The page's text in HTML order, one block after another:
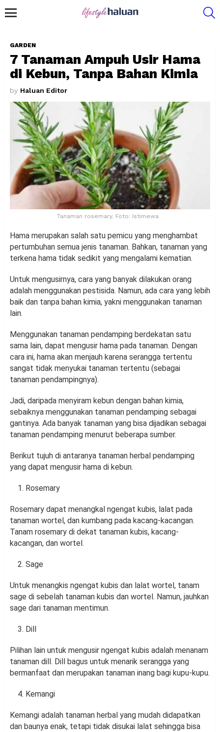
GARDEN
7 Tanaman Ampuh Usir Hama
di Kebun, Tanpa Bahan Kimia
by Haluan Editor
Tanaman rosemary. Foto: Istimewa
Hama merupakan salah satu pemicu yang menghambat
pertumbuhan semua jenis tanaman. Bahkan, tanaman yang
terkena hama tidak sedikit yang mengalami kematian.
Untuk mengusirnya, cara yang banyak dilakukan orang
adalah menggunakan pestisida. Namun, ada cara yang lebih
baik dan tanpa bahan kimia, yakni menggunakan tanaman
lain.
Menggunakan tanaman pendamping berdekatan satu
sama lain, dapat mengusir hama pada tanaman. Dengan
cara ini, hama akan menjauh karena serangga tertentu
sangat tidak menyukai tanaman tertentu (sebagai
tanaman pendampingnya).
Jadi, daripada menyiram kebun dengan bahan kimia,
sebaiknya menggunakan tanaman pendamping sebagai
gantinya. Ada banyak tanaman yang bisa dijadikan sebagai
tanaman pendamping menurut beberapa sumber.
Berikut tujuh di antaranya tanaman herbal pendamping
yang dapat mengusir hama di kebun.
Rosemary
Rosemary dapat menangkal ngengat kubis, lalat pada
tanaman wortel, dan kumbang pada kacang-kacangan.
Tanam rosemary di dekat tanaman kubis, kacang-
kacangan, dan wortel.
Sage
Untuk menangkis ngengat kubis dan lalat wortel, tanam
sage di sebelah tanaman kubis dan wortel. Namun, jauhkan
sage dari tanaman mentimun.
Dill
Pilihan lain untuk mengusir ngengat kubis adalah menanam
tanaman dill. Dill bagus untuk menarik serangga yang
bermanfaat dan merupakan tanaman inang bagi kupu-kupu.
Kemangi
Kemangi adalah tanaman herbal yang mudah didapatkan
dan baunya enak, tetapi tidak disukai lalat sehingga bisa